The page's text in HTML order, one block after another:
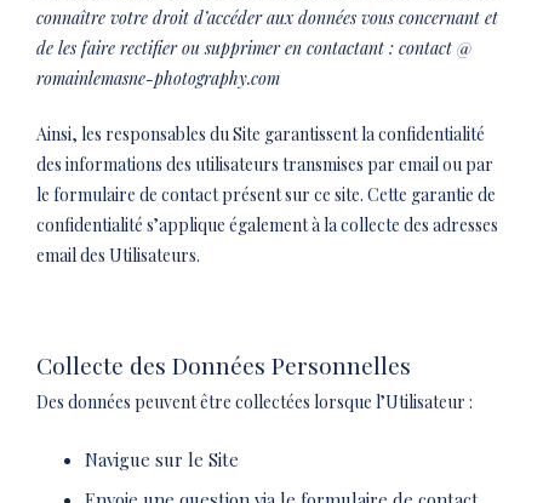
connaître votre droit d’accéder aux données vous concernant et
de les faire rectifier ou supprimer en contactant : contact @
romainlemasne-photography.com
Ainsi, les responsables du Site garantissent la confidentialité
des informations des utilisateurs transmises par email ou par
le formulaire de contact présent sur ce site. Cette garantie de
confidentialité s’applique également à la collecte des adresses
email des Utilisateurs.
Collecte des Données Personnelles
Des données peuvent être collectées lorsque l’Utilisateur :
Navigue sur le Site